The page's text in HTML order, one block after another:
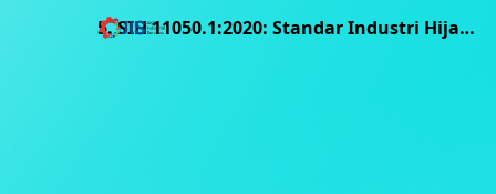
5. SIH 11050.1:2020: Standar Industri Hijau untuk Industri Air Mineral